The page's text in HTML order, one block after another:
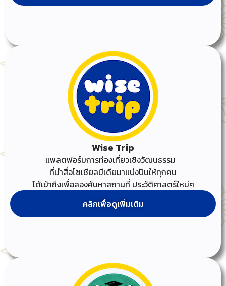
Wise Trip ​
แพลตฟอร์มการท่องเที่ยวเชิงวัฒนธรรม
ที่นำสื่อโซเชียลมีเดียมาแบ่งปันให้ทุกคน
ได้เข้าถึงเพื่อลองค้นหาสถานที่ ประวัติศาสตร์ใหม่ๆ
คลิกเพื่อดูเพิ่มเติม